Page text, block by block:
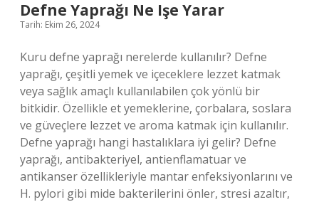
Defne Yaprağı Ne Işe Yarar
Tarih: Ekim 26, 2024
Kuru defne yaprağı nerelerde kullanılır? Defne
yaprağı, çeşitli yemek ve içeceklere lezzet katmak
veya sağlık amaçlı kullanılabilen çok yönlü bir
bitkidir. Özellikle et yemeklerine, çorbalara, soslara
ve güveçlere lezzet ve aroma katmak için kullanılır.
Defne yaprağı hangi hastalıklara iyi gelir? Defne
yaprağı, antibakteriyel, antienflamatuar ve
antikanser özellikleriyle mantar enfeksiyonlarını ve
H. pylori gibi mide bakterilerini önler, stresi azaltır,